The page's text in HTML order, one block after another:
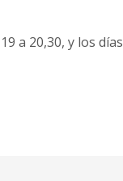
a 20,30, y los días